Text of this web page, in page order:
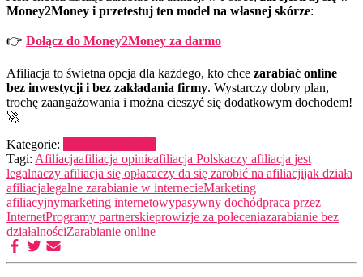
Money2Money i przetestuj ten model na własnej skórze:
👉 Dołącz do Money2Money za darmo
Afiliacja to świetna opcja dla każdego, kto chce zarabiać online
bez inwestycji i bez zakładania firmy. Wystarczy dobry plan,
trochę zaangażowania i można cieszyć się dodatkowym dochodem!
🚀
Kategorie:
Tagi: Afiliacjaafiliacja opinieafiliacja Polskaczy afiliacja jest
legalnaczy afiliacja się opłacaczy da się zarobić na afiliacjijak działa
afiliacjalegalne zarabianie w internecieMarketing
afiliacyjnymarketing internetowypasywny dochódpraca przez
InternetProgramy partnerskieprowizje za poleceniazarabianie bez
działalnościZarabianie online